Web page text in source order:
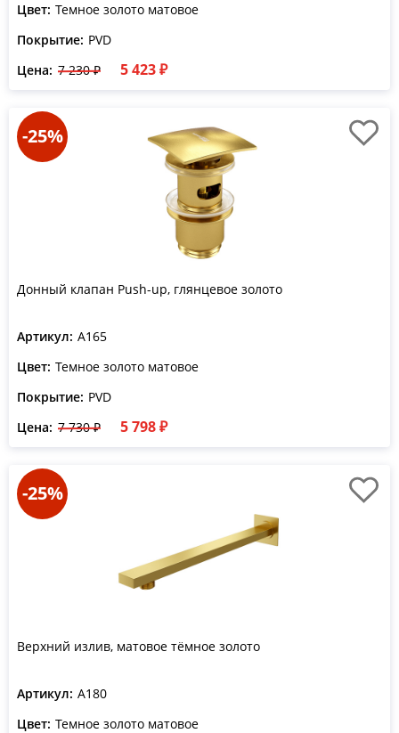
Цвет: Темное золото матовое
Покрытие: PVD
Цена: 7 230 ₽ 5 423 ₽
-25%
Донный клапан Push-up, глянцевое золото
Артикул: A165
Цвет: Темное золото матовое
Покрытие: PVD
Цена: 7 730 ₽ 5 798 ₽
-25%
Верхний излив, матовое тёмное золото
Артикул: A180
Цвет: Темное золото матовое